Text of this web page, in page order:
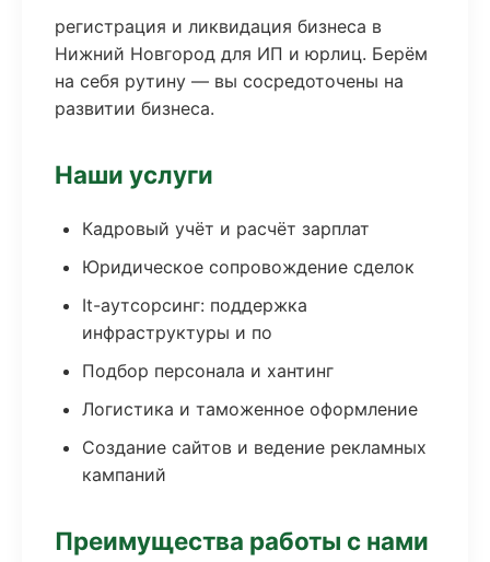
регистрация и ликвидация бизнеса в
Нижний Новгород для ИП и юрлиц. Берём
на себя рутину — вы сосредоточены на
развитии бизнеса.
Наши услуги
Кадровый учёт и расчёт зарплат
Юридическое сопровождение сделок
It-аутсорсинг: поддержка
инфраструктуры и по
Подбор персонала и хантинг
Логистика и таможенное оформление
Создание сайтов и ведение рекламных
кампаний
Преимущества работы с нами